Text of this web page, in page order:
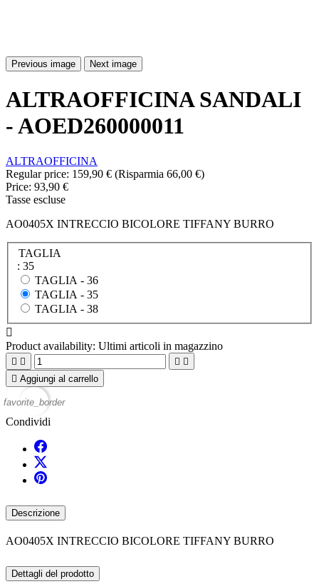
Previous image Next image
ALTRAOFFICINA SANDALI
- AOED260000011
ALTRAOFFICINA
Regular price: 159,90 € (Risparmia 66,00 €)
Price: 93,90 €
Tasse escluse
AO0405X INTRECCIO BICOLORE TIFFANY BURRO
TAGLIA
: 35
TAGLIA - 36
TAGLIA - 35
TAGLIA - 38

Product availability: Ultimi articoli in magazzino
   
 Aggiungi al carrello
favorite_border
Condividi
Descrizione
AO0405X INTRECCIO BICOLORE TIFFANY BURRO
Dettagli del prodotto